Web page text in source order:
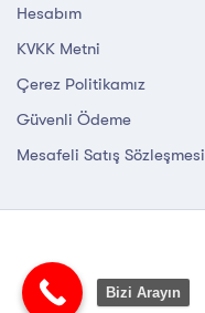
Hesabım
KVKK Metni
Çerez Politikamız
Güvenli Ödeme
Mesafeli Satış Sözleşmesi
Bizi Arayın